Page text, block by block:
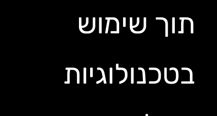
תוך שימוש
בטכנולוגיות